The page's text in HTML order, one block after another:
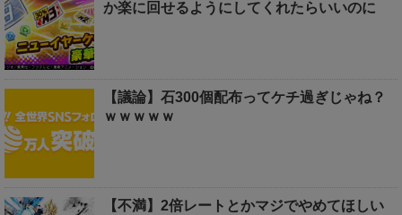
か楽に回せるようにしてくれたらいいのに
【議論】石300個配布ってケチ過ぎじゃね？
ｗｗｗｗｗ
【不満】2倍レートとかマジでやめてほしい